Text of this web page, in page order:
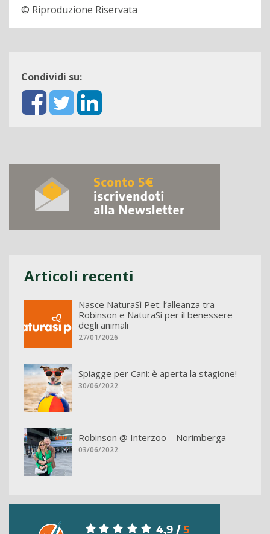
© Riproduzione Riservata
Condividi su:
Articoli recenti
Nasce NaturaSì Pet: l’alleanza tra
Robinson e NaturaSì per il benessere
degli animali
27/01/2026
Spiagge per Cani: è aperta la stagione!
30/06/2022
Robinson @ Interzoo – Norimberga
03/06/2022